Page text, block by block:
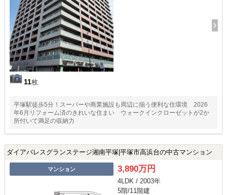
11枚
平塚駅徒歩5分！スーパーや商業施設も周辺に揃う便利な住環境 2026
年6月リフォーム済のきれいな住まい ウォークインクローゼットが2か
所付いて満足の収納力
ダイアパレスグランステージ湘南平塚|平塚市高浜台の中古マンション
マンション 3,890万円
4LDK / 2003年
5階/11階建